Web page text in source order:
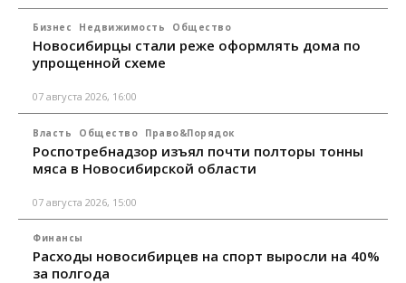
Бизнес Недвижимость Общество
Новосибирцы стали реже оформлять дома по
упрощенной схеме
07 августа 2026, 16:00
Власть Общество Право&Порядок
Роспотребнадзор изъял почти полторы тонны
мяса в Новосибирской области
07 августа 2026, 15:00
Финансы
Расходы новосибирцев на спорт выросли на 40%
за полгода